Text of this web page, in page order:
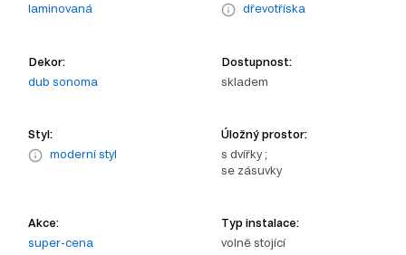
laminovaná
dřevotříska
Dekor:
dub sonoma
Dostupnost:
skladem
Styl:
moderní styl
Úložný prostor:
s dvířky ;
se zásuvky
Akce:
super-cena
Typ instalace:
volně stojící